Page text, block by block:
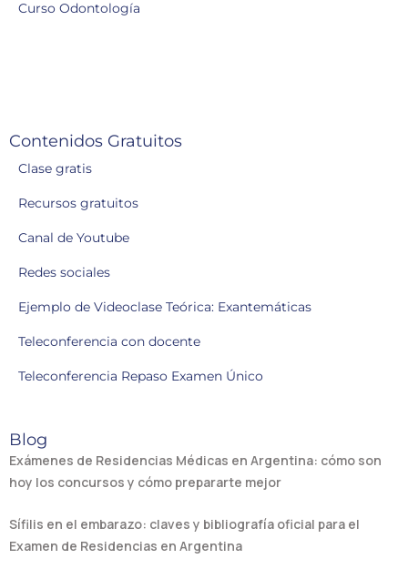
Curso Odontología
Contenidos Gratuitos
Clase gratis
Recursos gratuitos
Canal de Youtube
Redes sociales
Ejemplo de Videoclase Teórica: Exantemáticas
Teleconferencia con docente
Teleconferencia Repaso Examen Único
Blog
Exámenes de Residencias Médicas en Argentina: cómo son
hoy los concursos y cómo prepararte mejor
Sífilis en el embarazo: claves y bibliografía oficial para el
Examen de Residencias en Argentina